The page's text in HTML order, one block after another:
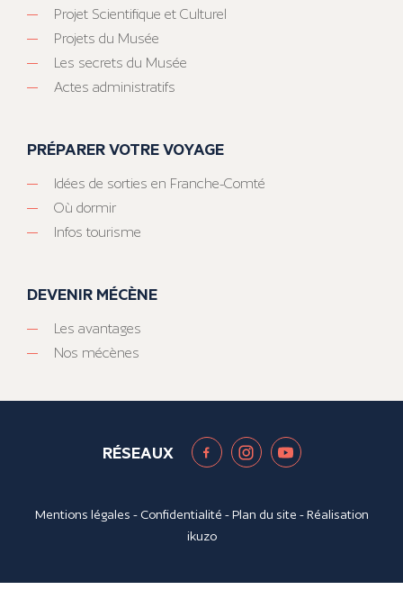
Projet Scientifique et Culturel
Projets du Musée
Les secrets du Musée
Actes administratifs
PRÉPARER VOTRE VOYAGE
Idées de sorties en Franche-Comté
Où dormir
Infos tourisme
DEVENIR MÉCÈNE
Les avantages
Nos mécènes
RÉSEAUX
Mentions légales - Confidentialité -Plan du site - Réalisation
ikuzo